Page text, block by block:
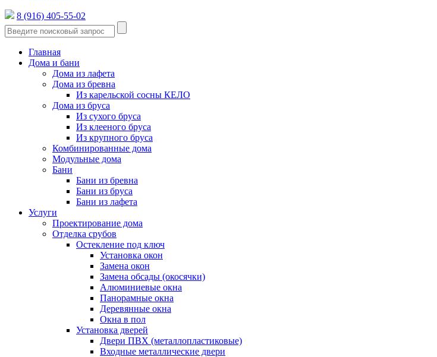
8 (916) 405-55-02
Главная
Дома и бани
Дома из лафета
Дома из бревна
Из карельской сосны КЕЛО
Дома из бруса
Из сухого бруса
Из клееного бруса
Из крупного бруса
Комбинированные дома
Модульные дома
Бани
Бани из бревна
Бани из бруса
Бани из лафета
Услуги
Проектирование дома
Отделка срубов
Остекление под ключ
Установка окон
Замена окон
Замена обсады (окосячки)
Алюминиевые окна
Панорамные окна
Деревянные окна
Окна в пол
Установка дверей
Двери ПВХ (металлопластиковые)
Входные металлические двери